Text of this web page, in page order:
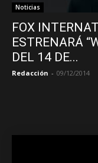
Noticias
FOX
ESTRENARÁ
DEL 14 DE...
Redacción - 09/12/2014